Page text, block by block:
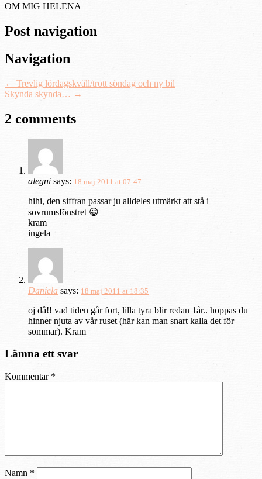
OM MIG HELENA
Post navigation
Navigation
← Trevlig lördagskväll/trött söndag och ny bil
Skynda skynda… →
2 comments
alegni says: 18 maj 2011 at 07:47
hihi, den siffran passar ju alldeles utmärkt att stå i
sovrumsfönstret 😀
kram
ingela
Daniela says: 18 maj 2011 at 18:35
oj då!! vad tiden går fort, lilla tyra blir redan 1år.. hoppas du
hinner njuta av vår ruset (här kan man snart kalla det för
sommar). Kram
Lämna ett svar
Kommentar *
Namn *